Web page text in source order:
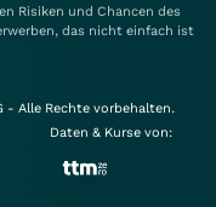
Risiken und Chancen des
das nicht einfach ist
Alle Rechte vorbehalten.
Daten & Kurse von: